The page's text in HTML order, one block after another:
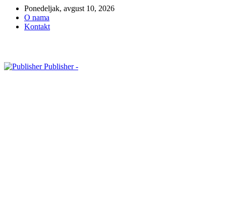
Ponedeljak, avgust 10, 2026
O nama
Kontakt
Publisher -